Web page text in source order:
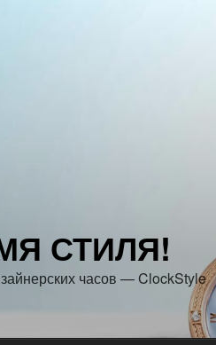
СТИЛЯ!
часов — ClockStyle